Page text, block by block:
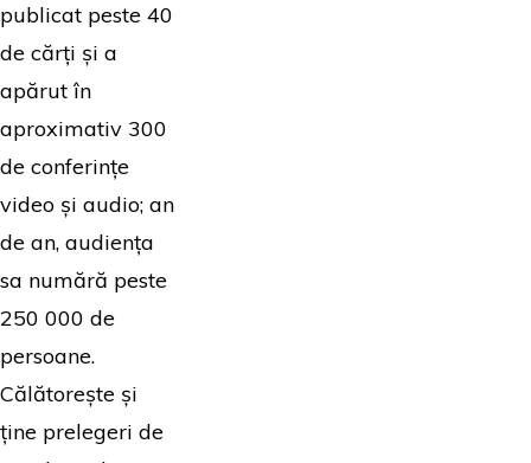
publicat peste 40
de cărți și a
apărut în
aproximativ 300
de conferințe
video și audio; an
de an, audiența
sa numără peste
250 000 de
persoane.
Călătorește și
ține prelegeri de